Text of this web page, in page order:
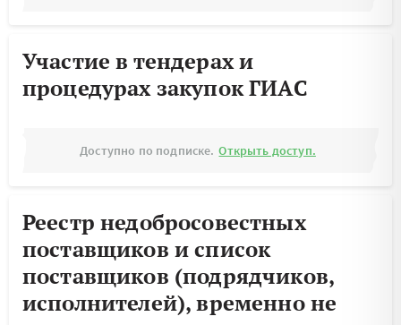
Участие в тендерах и
процедурах закупок ГИАС
Доступно по подписке. Открыть доступ.
Реестр недобросовестных
поставщиков и список
поставщиков (подрядчиков,
исполнителей), временно не